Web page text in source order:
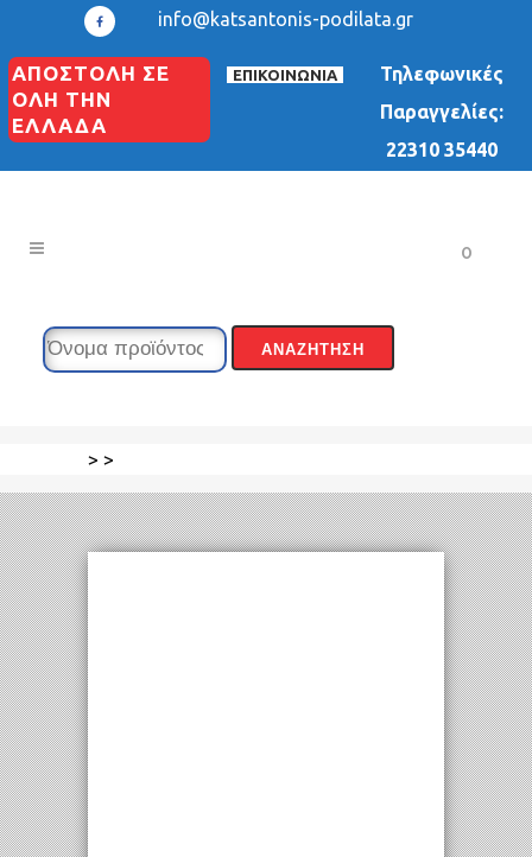
info@katsantonis-podilata.gr
ΑΠΟΣΤΟΛΗ ΣΕ
ΟΛΗ ΤΗΝ
ΕΛΛΑΔΑ
ΕΠΙΚΟΙΝΩΝΙΑ
Τηλεφωνικές
Παραγγελίες:
22310 35440
0
> >